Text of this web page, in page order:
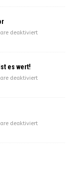
deaktiviert
es wert!
deaktiviert
deaktiviert